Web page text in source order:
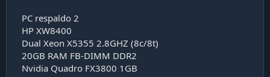
PC respaldo 2
HP XW8400
Dual Xeon X5355 2.8GHZ (8c/8t)
20GB RAM FB-DIMM DDR2
Nvidia Quadro FX3800 1GB